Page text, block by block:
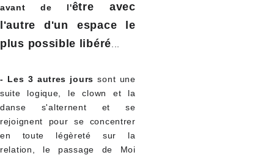
avant de l'être avec
l'autre d'un espace le
plus possible libéré
- Les 3 autres jours sont une
suite logique, le clown et la
danse s'alternent et se
rejoignent pour se concentrer
en toute légèreté sur la
relation, le passage de Moi